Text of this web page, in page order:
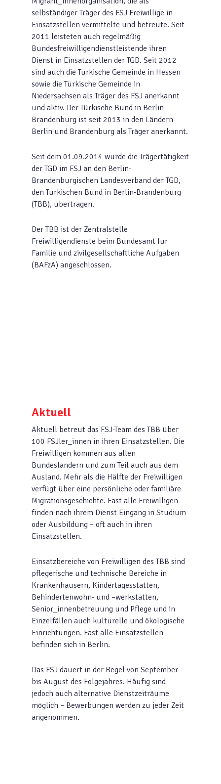
selbständiger Träger des FSJ Freiwillige in
Einsatzstellen vermittelte und betreute. Seit
2011 leisteten auch regelmäßig
Bundesfreiwilligendienstleistende ihren
Dienst in Einsatzstellen der TGD. Seit 2012
sind auch die Türkische Gemeinde in Hessen
sowie die Türkische Gemeinde in
Niedersachsen als Träger des FSJ anerkannt
und aktiv. Der Türkische Bund in Berlin-
Brandenburg ist seit 2013 in den Ländern
Berlin und Brandenburg als Träger anerkannt.
Seit dem 01.09.2014 wurde die Trägertätigkeit
der TGD im FSJ an den Berlin-
Brandenburgischen Landesverband der TGD,
den Türkischen Bund in Berlin-Brandenburg
(TBB), übertragen.
Der TBB ist der Zentralstelle
Freiwilligendienste beim Bundesamt für
Familie und zivilgesellschaftliche Aufgaben
(BAFzA) angeschlossen.
Aktuell
Aktuell betreut das FSJ-Team des TBB über
100 FSJler_innen in ihren Einsatzstellen. Die
Freiwilligen kommen aus allen
Bundesländern und zum Teil auch aus dem
Ausland. Mehr als die Hälfte der Freiwilligen
verfügt über eine persönliche oder familiäre
Migrationsgeschichte. Fast alle Freiwilligen
finden nach ihrem Dienst Eingang in Studium
oder Ausbildung – oft auch in ihren
Einsatzstellen.
Einsatzbereiche von Freiwilligen des TBB sind
pflegerische und technische Bereiche in
Krankenhäusern, Kindertagesstätten,
Behindertenwohn- und –werkstätten,
Senior_innenbetreuung und Pflege und in
Einzelfällen auch kulturelle und ökologische
Einrichtungen. Fast alle Einsatzstellen
befinden sich in Berlin.
Das FSJ dauert in der Regel von September
bis August des Folgejahres. Häufig sind
jedoch auch alternative Dienstzeiträume
möglich – Bewerbungen werden zu jeder Zeit
angenommen.